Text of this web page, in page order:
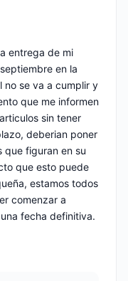
entrega de mi
en la
no se va a cumplir y
que me informen
sin tener
deberian poner
que figuran en su
que esto puede
estamos todos
comenzar a
fecha definitiva.